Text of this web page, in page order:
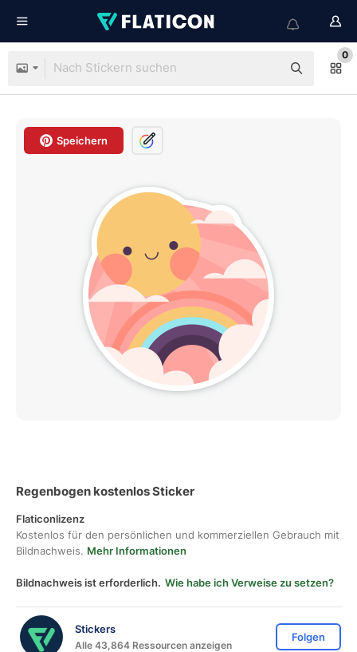
0
Speichern
Regenbogen kostenlos Sticker
Flaticonlizenz
Kostenlos für den persönlichen und kommerziellen Gebrauch mit
Bildnachweis. Mehr Informationen
Bildnachweis ist erforderlich. Wie habe ich Verweise zu setzen?
Stickers
Alle 43,864 Ressourcen anzeigen
Folgen